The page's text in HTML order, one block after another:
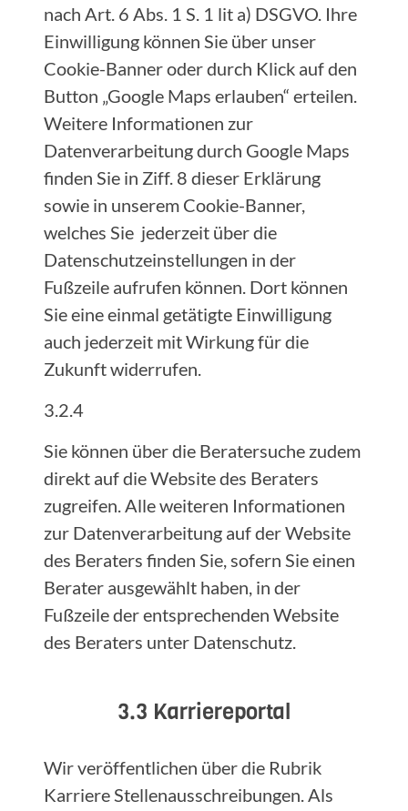
nach Art. 6 Abs. 1 S. 1 lit a) DSGVO. Ihre
Einwilligung können Sie über unser
Cookie-Banner oder durch Klick auf den
Button „Google Maps erlauben“ erteilen.
Weitere Informationen zur
Datenverarbeitung durch Google Maps
finden Sie in Ziff. 8 dieser Erklärung
sowie in unserem Cookie-Banner,
welches Sie jederzeit über die
Datenschutzeinstellungen in der
Fußzeile aufrufen können. Dort können
Sie eine einmal getätigte Einwilligung
auch jederzeit mit Wirkung für die
Zukunft widerrufen.
3.2.4
Sie können über die Beratersuche zudem
direkt auf die Website des Beraters
zugreifen. Alle weiteren Informationen
zur Datenverarbeitung auf der Website
des Beraters finden Sie, sofern Sie einen
Berater ausgewählt haben, in der
Fußzeile der entsprechenden Website
des Beraters unter Datenschutz.
3.3 Karriereportal
Wir veröffentlichen über die Rubrik
Karriere Stellenausschreibungen. Als